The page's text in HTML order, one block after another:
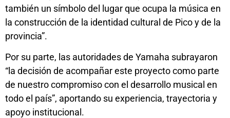
también un símbolo del lugar que ocupa la música en
la construcción de la identidad cultural de Pico y de la
provincia”.
Por su parte, las autoridades de Yamaha subrayaron
“la decisión de acompañar este proyecto como parte
de nuestro compromiso con el desarrollo musical en
todo el país”, aportando su experiencia, trayectoria y
apoyo institucional.